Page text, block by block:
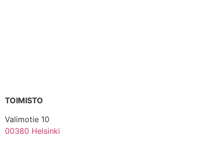
TOIMISTO
Valimotie 10
00380 Helsinki